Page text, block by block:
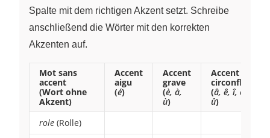
Spalte mit dem richtigen Akzent setzt. Schreibe
anschließend die Wörter mit den korrekten
Akzenten auf.
Mot sans
accent
(Wort ohne
Akzent)
Accent
aigu
(é)
Accent
grave
(è, à,
ù)
Accent
circonflexe
(â, ê, î, ô,
û)
role (Rolle)